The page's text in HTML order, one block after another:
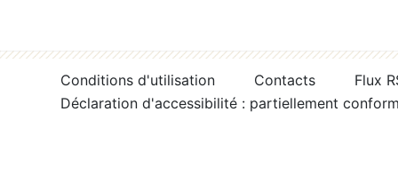
Conditions d'utilisation Contacts
Flux
Déclaration d'accessibilité : partiellement